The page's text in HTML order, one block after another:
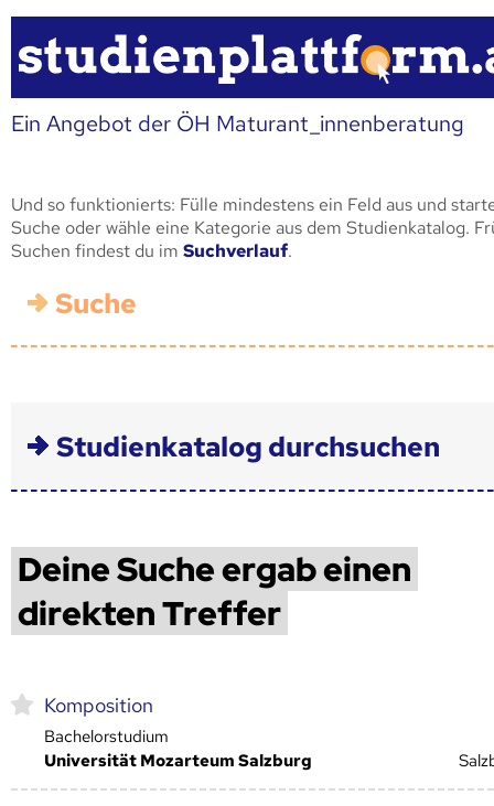
Ein Angebot der ÖH Maturant_innenberatung
Und so funktionierts: Fülle mindestens ein Feld aus und
Suche oder wähle eine Kategorie aus dem Studienkatalog.
Suchen findest du im Suchverlauf.
Suche
Studienkatalog durchsuchen
Deine Suche ergab einen
direkten Treffer
Komposition
Bachelorstudium
Universität Mozarteum Salzburg